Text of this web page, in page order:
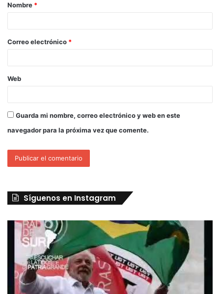
Nombre *
Correo electrónico *
Web
Guarda mi nombre, correo electrónico y web en este
navegador para la próxima vez que comente.
Síguenos en Instagram